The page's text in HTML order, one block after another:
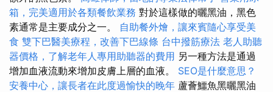
箱，完美適用於各類餐飲業務 對於這樣做的曬黑油，黑色
素通常是主要成分之一。 自助餐外燴，讓來賓隨心享受美
食 雙下巴醫美療程，改善下巴線條 台中撥筋療法 老人助聽
器價格，了解老年人專用助聽器的費用 另一種方法是通過
增加血液流動來增加皮膚上層的血液。 SEO是什麼意思？
安養中心，讓長者在此度過愉快的晚年 蘆薈鱷魚黑曬黑油